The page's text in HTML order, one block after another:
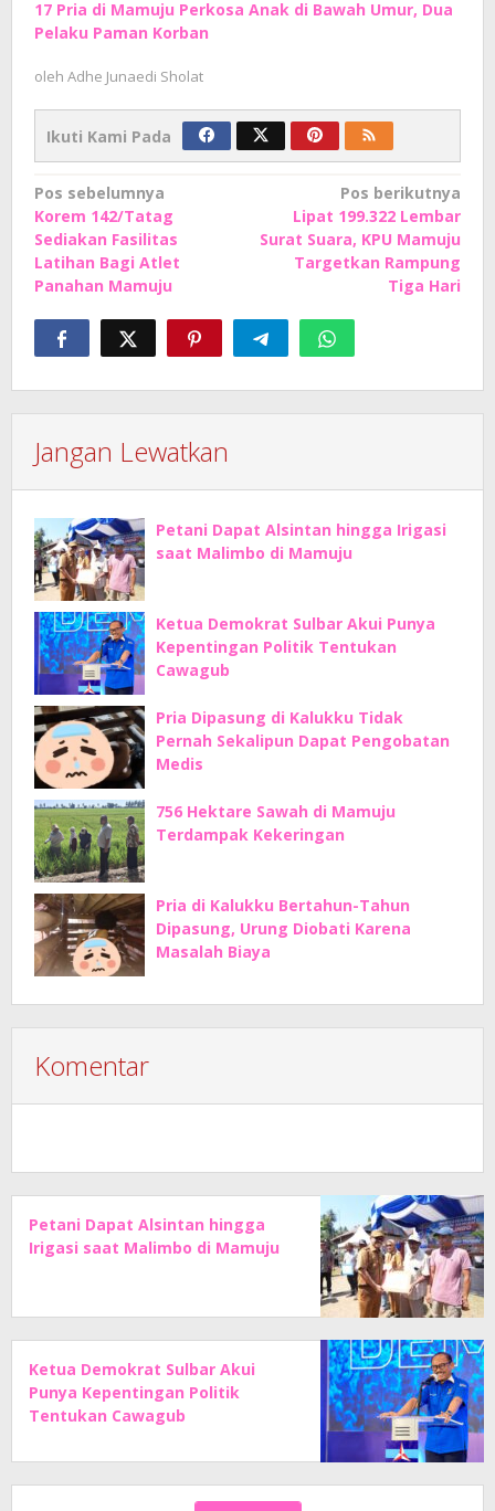
17 Pria di Mamuju Perkosa Anak di Bawah Umur, Dua
Pelaku Paman Korban
oleh Adhe Junaedi Sholat
Ikuti Kami Pada
Navigasi
pos
Pos sebelumnya
Korem 142/Tatag
Sediakan Fasilitas
Latihan Bagi Atlet
Panahan Mamuju
Pos berikutnya
Lipat 199.322 Lembar
Surat Suara, KPU Mamuju
Targetkan Rampung
Tiga Hari
Jangan Lewatkan
Petani Dapat Alsintan hingga Irigasi
saat Malimbo di Mamuju
Ketua Demokrat Sulbar Akui Punya
Kepentingan Politik Tentukan
Cawagub
Pria Dipasung di Kalukku Tidak
Pernah Sekalipun Dapat Pengobatan
Medis
756 Hektare Sawah di Mamuju
Terdampak Kekeringan
Pria di Kalukku Bertahun-Tahun
Dipasung, Urung Diobati Karena
Masalah Biaya
Komentar
Petani Dapat Alsintan hingga
Irigasi saat Malimbo di Mamuju
Ketua Demokrat Sulbar Akui
Punya Kepentingan Politik
Tentukan Cawagub